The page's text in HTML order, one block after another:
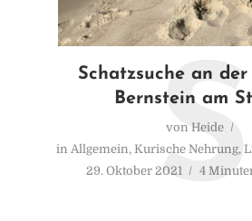
Schatzsuche an der
Bernstein am
von Heide
in Allgemein, Kurische Nehrung,
29. Oktober 2021
4
S